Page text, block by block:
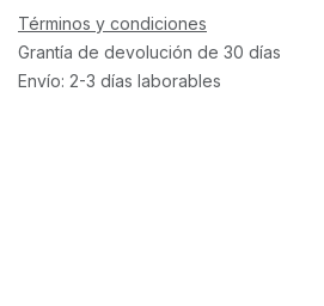
Términos y condiciones
Grantía de devolución de 30 días
Envío: 2-3 días laborables